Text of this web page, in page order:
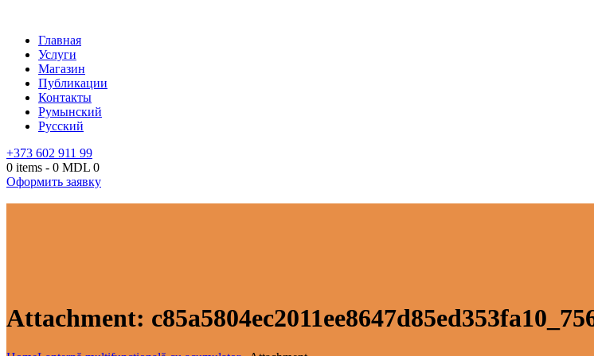
Главная
Услуги
Магазин
Публикации
Контакты
Румынский
Русский
+373 602 911 99
0 items - 0 MDL 0
Оформить заявку
Attachment: